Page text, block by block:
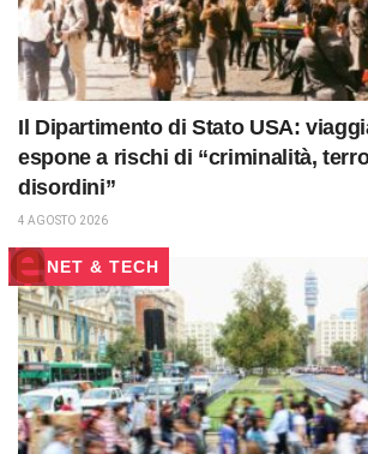
Il Dipartimento di Stato USA:
espone a rischi di “criminalità,
disordini”
4 AGOSTO 2026
NET & TECH